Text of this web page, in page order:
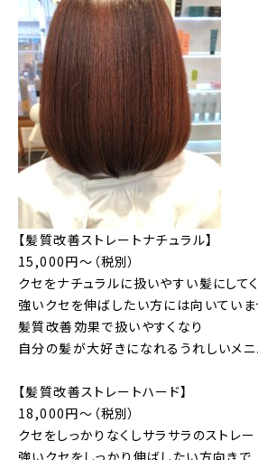
【髪質改善ストレートナチュラル】
15,000円～（税別）
クセをナチュラルに扱いやすい髪にしてく
強いクセを伸ばしたい方には向いてい
髪質改善効果で扱いやすくなり
自分の髪が大好きになれるうれしいメニ
【髪質改善ストレートハード】
18,000円～（税別）
クセをしっかりなくしサラサラのストレー